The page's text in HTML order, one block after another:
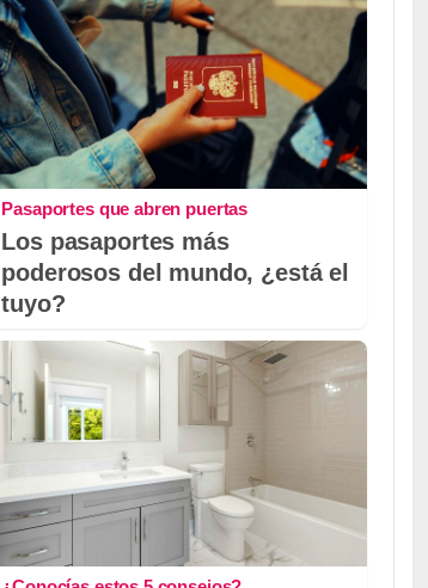
Pasaportes que abren puertas
Los pasaportes más
poderosos del mundo, ¿está el
tuyo?